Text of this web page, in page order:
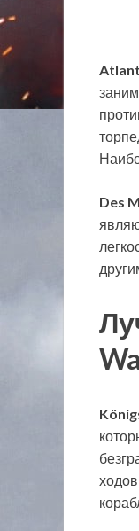
Des